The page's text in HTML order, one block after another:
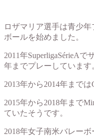
ロザマリア選手は青少
ボールを始めました。
2011年SuperligaSérieA
年までプレーしています
2013年から2014年までは
2015年から2018年まで
ていたそうです。
2018年女子南米バレー